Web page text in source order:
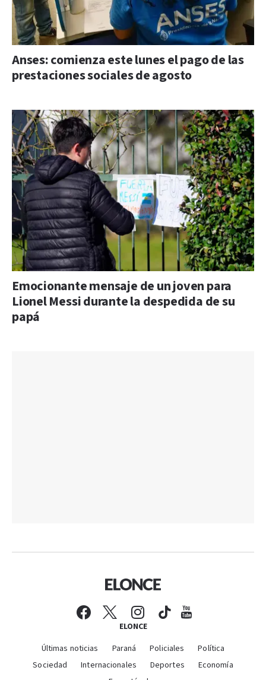
Anses: comienza este lunes el pago de las
prestaciones sociales de agosto
Emocionante mensaje de un joven para
Lionel Messi durante la despedida de su
papá
ELONCE
Últimas noticias Paraná Policiales
Política
Sociedad
Internacionales Deportes
Economía